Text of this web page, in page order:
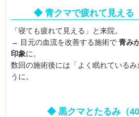
◆ 青クマで疲れて見える
「寝ても疲れて見える」と来院。
→ 目元の血流を改善する施術で青み
印象に。
数回の施術後には「よく眠れているみ
うに。
◆ 黒クマとたるみ（40